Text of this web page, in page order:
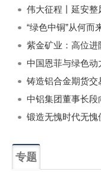
“绿色中铜”从何而
紫金矿业：高位进
中国恩菲与绿色动
铸造铝合金期货交
专题